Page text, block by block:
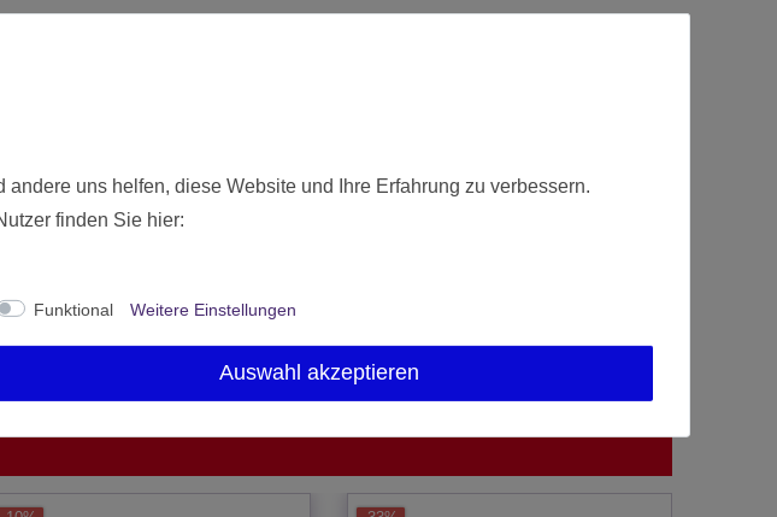
uns helfen, diese Website und Ihre Erfahrung zu verbessern.
finden Sie hier:
Funktional Weitere Einstellungen
Auswahl akzeptieren